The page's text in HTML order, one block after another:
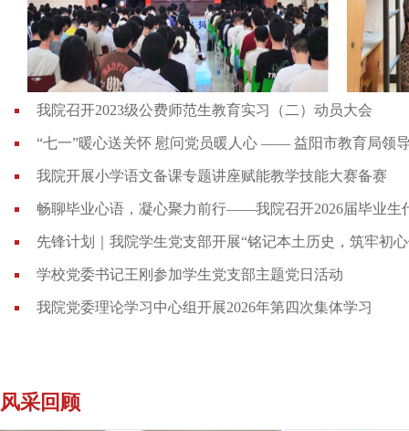
我院召开2023级公费师范生教育实习（二）动员大会
“七一”暖心送关怀 慰问党员暖人心 —— 益阳市教育局领
我院开展小学语文备课专题讲座赋能教学技能大赛备赛
畅聊毕业心语，凝心聚力前行——我院召开2026届毕业生
先锋计划｜我院学生党支部开展“铭记本土历史，筑牢初
学校党委书记王刚参加学生党支部主题党日活动
我院党委理论学习中心组开展2026年第四次集体学习
风采回顾